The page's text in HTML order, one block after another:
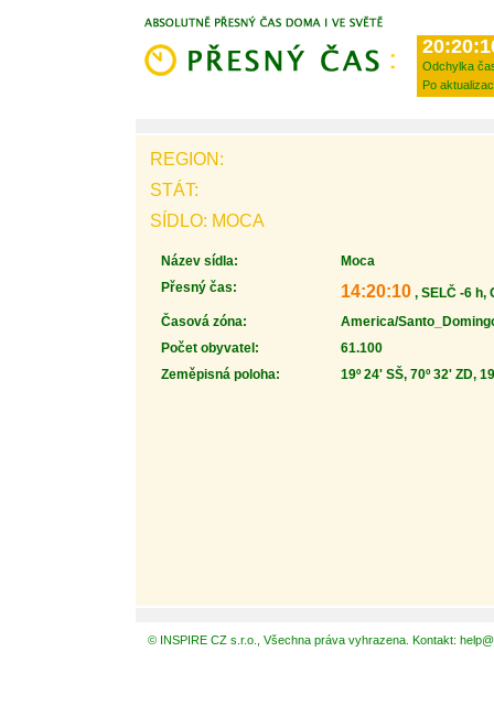
Odchylka
Po
REGION:
STÁT:
SÍDLO: MOCA
Název sídla:
Moca
Přesný čas:
14:20:10 , SELČ -6 h,
Časová zóna:
America/
Počet obyvatel:
61.100
Zeměpisná poloha:
19º 24' SŠ, 70º 32' ZD,
© INSPIRE CZ s.r.o., Všechna práva vyhrazena. Kontakt: